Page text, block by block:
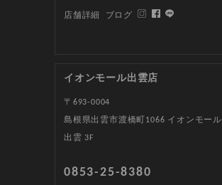
店舗詳細 ブログ
イオンモール出雲店
〒693-0004
島根県出雲市渡橋町1066 イオンモール
出雲 3F
0853-25-8380